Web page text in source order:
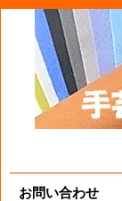
お問い合わせ